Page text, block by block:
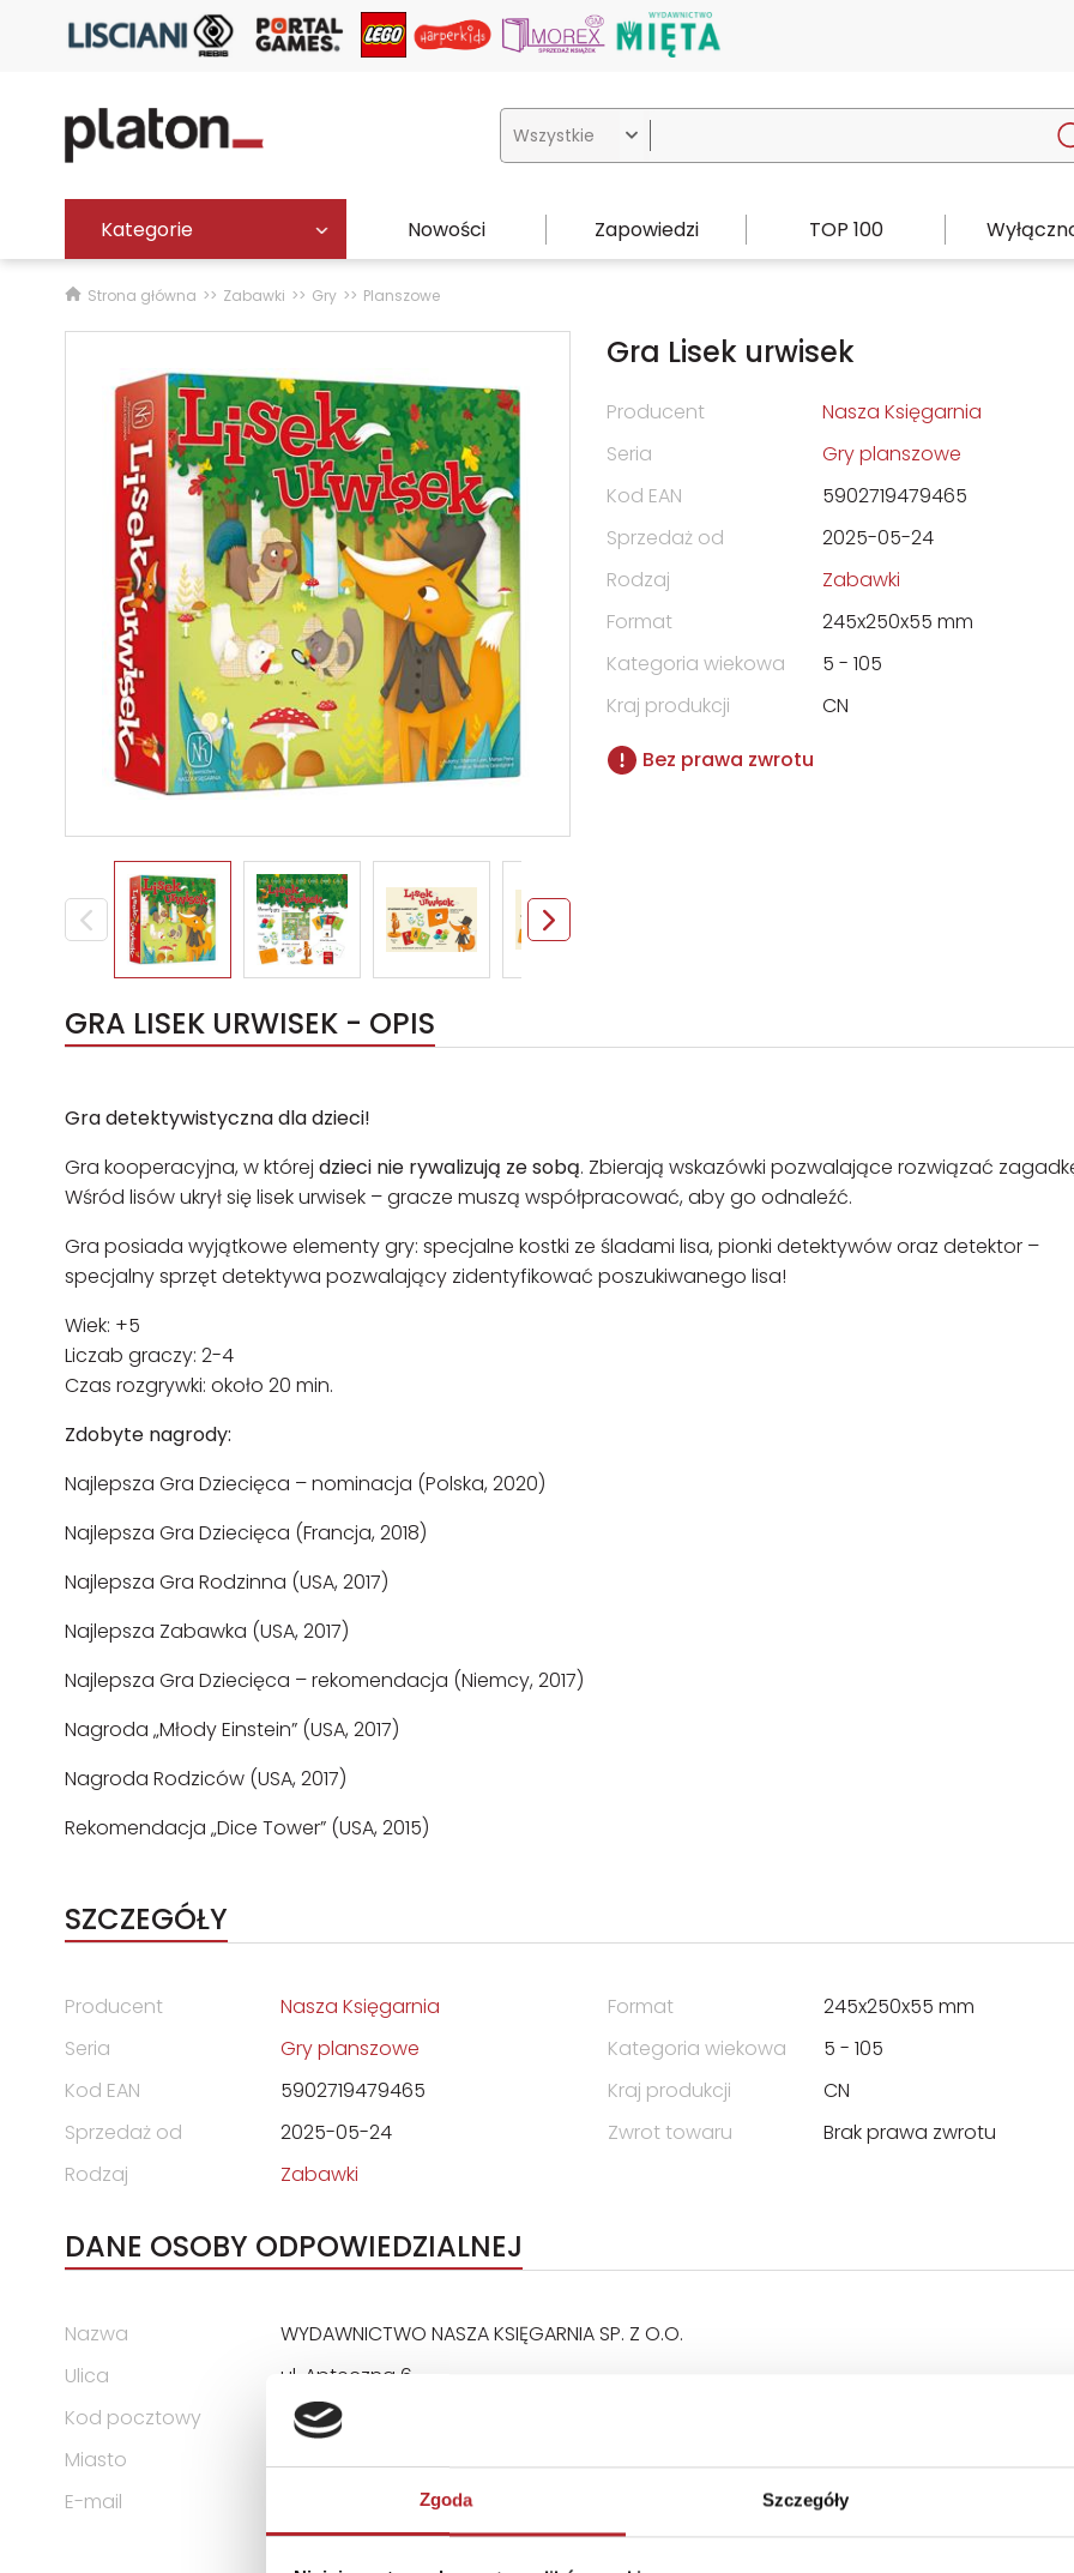
Zgoda Szczegóły

Kategorie Nowości Zapowiedzi TOP 100
Strona główna Zabawki Gry Planszowe
Gra Lisek urwisek
Producent
Nasza Księgarnia
Seria
Gry planszowe
Kod EAN
5902719479465
Sprzedaż od
2025-05-24
Rodzaj
Zabawki
Format
245x250x55 mm
Kategoria wiekowa
5 - 105
Kraj produkcji
CN
Bez prawa zwrotu
GRA LISEK URWISEK - OPIS
Gra detektywistyczna dla dzieci!
Gra kooperacyjna, w której dzieci nie rywalizują ze sobą. Zbierają wskazówki pozwalające rozwiązać
Wśród lisów ukrył się lisek urwisek – gracze muszą współpracować, aby go odnaleźć.
Gra posiada wyjątkowe elementy gry: specjalne kostki ze śladami lisa, pionki detektywów oraz detektor –
specjalny sprzęt detektywa pozwalający zidentyfikować poszukiwanego lisa!
Wiek: +5
Liczab graczy: 2-4
Czas rozgrywki: około 20 min.
Zdobyte nagrody:
Najlepsza Gra Dziecięca – nominacja (Polska, 2020)
Najlepsza Gra Dziecięca (Francja, 2018)
Najlepsza Gra Rodzinna (USA, 2017)
Najlepsza Zabawka (USA, 2017)
Najlepsza Gra Dziecięca – rekomendacja (Niemcy, 2017)
Nagroda „Młody Einstein” (USA, 2017)
Nagroda Rodziców (USA, 2017)
Rekomendacja „Dice Tower” (USA, 2015)
SZCZEGÓŁY
Producent
Nasza Księgarnia
Seria
Gry planszowe
Kod EAN
5902719479465
Sprzedaż od
2025-05-24
Rodzaj
Zabawki
Format
245x250x55 mm
Kategoria wiekowa
5 - 105
Kraj produkcji
CN
Zwrot towaru
Brak prawa zwrotu
DANE OSOBY ODPOWIEDZIALNEJ
Nazwa
WYDAWNICTWO NASZA KSIĘGARNIA SP. Z O.O.
Ulica
ul. Apteczna 6
Kod pocztowy
05-075
Miasto
Warszawa-Wesoła
E-mail
gpsr@nk.com.pl